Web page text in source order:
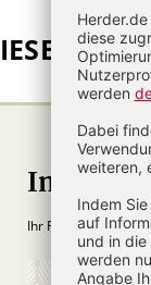
Im Abo
Ihr Plus: Zugriff